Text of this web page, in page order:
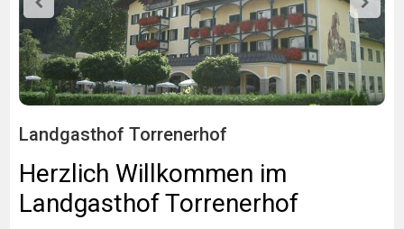
Landgasthof Torrenerhof
Herzlich Willkommen im
Landgasthof Torrenerhof